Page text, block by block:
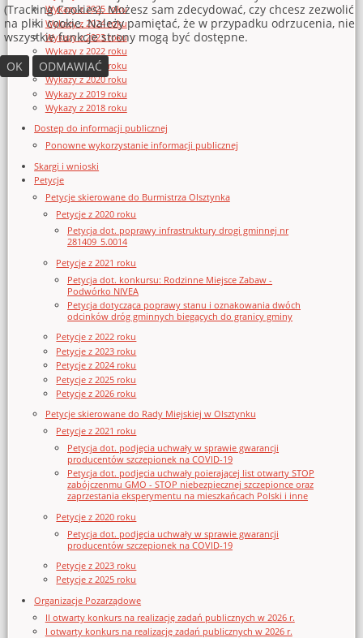
Wykazy z 2025 roku
Wykazy z 2024 roku
Wykazy z 2023 roku
Wykazy z 2022 roku
Wykazy z 2021 roku
Wykazy z 2020 roku
Wykazy z 2019 roku
Wykazy z 2018 roku
Dostęp do informacji publicznej
Ponowne wykorzystanie informacji publicznej
Skargi i wnioski
Petycje
Petycje skierowane do Burmistrza Olsztynka
Petycje z 2020 roku
Petycja dot. poprawy infrastruktury drogi gminnej nr
281409_5.0014
Petycje z 2021 roku
Petycja dot. konkursu: Rodzinne Miejsce Zabaw -
Podwórko NIVEA
Petycja dotycząca poprawy stanu i oznakowania dwóch
odcinków dróg gminnych biegących do granicy gminy
Petycje z 2022 roku
Petycje z 2023 roku
Petycje z 2024 roku
Petycje z 2025 roku
Petycje z 2026 roku
Petycje skierowane do Rady Miejskiej w Olsztynku
Petycje z 2021 roku
Petycja dot. podjęcia uchwały w sprawie gwarancji
producentów szczepionek na COVID-19
Petycja dot. podjęcia uchwały poierającej list otwarty STOP
zabójczenmu GMO - STOP niebezpiecznej szczepionce oraz
zaprzestania eksperymentu na mieszkańcach Polski i inne
Petycje z 2020 roku
Petycja dot. podjęcia uchwały w sprawie gwarancji
producentów szczepionek na COVID-19
Petycje z 2023 roku
Petycje z 2025 roku
Organizacje Pozarządowe
II otwarty konkurs na realizację zadań publicznych w 2026 r.
I otwarty konkurs na realizację zadań publicznych w 2026 r.
(Tracking Cookies). Możesz sam zdecydować, czy chcesz zezwolić
na pliki cookie. Należy pamiętać, że w przypadku odrzucenia, nie
wszystkie funkcje strony mogą być dostępne.
OK
ODMAWIAĆ